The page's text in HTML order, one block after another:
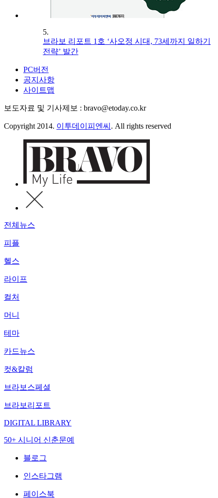
5.
브라보 리포트 1호 ‘사오정 시대, 73세까지 일하기
전략’ 발간
PC버전
공지사항
사이트맵
보도자료 및 기사제보 : bravo@etoday.co.kr
Copyright 2014. 이투데이피엔씨 . All rights reserved
전체뉴스
피플
헬스
라이프
컬처
머니
테마
카드뉴스
컷&칼럼
브라보스페셜
브라보리포트
DIGITAL LIBRARY
50+ 시니어 신춘문예
블로그
인스타그램
페이스북